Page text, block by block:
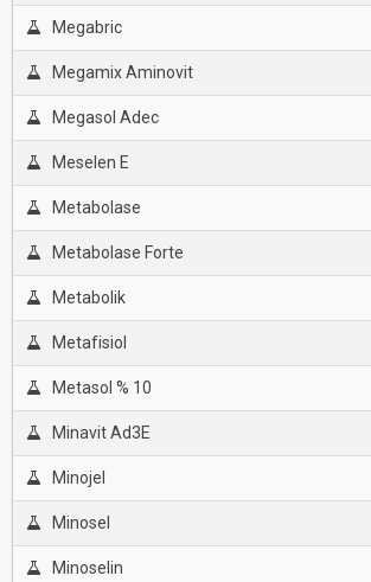
Megabric
Megamix Aminovit
Megasol Adec
Meselen E
Metabolase
Metabolase Forte
Metabolik
Metafisiol
Metasol % 10
Minavit Ad3E
Minojel
Minosel
Minoselin